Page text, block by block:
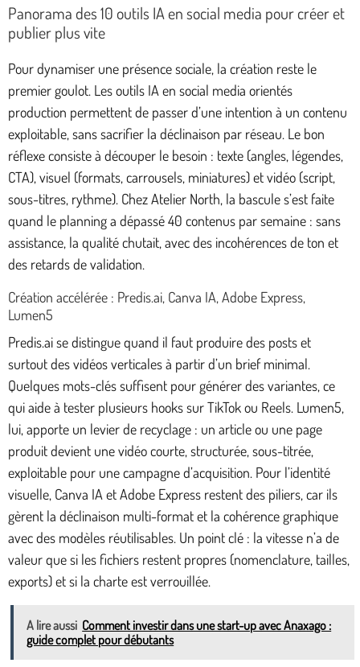
Panorama des 10 outils IA en social media pour créer et
publier plus vite
Pour dynamiser une présence sociale, la création reste le
premier goulot. Les outils IA en social media orientés
production permettent de passer d’une intention à un contenu
exploitable, sans sacrifier la déclinaison par réseau. Le bon
réflexe consiste à découper le besoin : texte (angles, légendes,
CTA), visuel (formats, carrousels, miniatures) et vidéo (script,
sous-titres, rythme). Chez Atelier North, la bascule s’est faite
quand le planning a dépassé 40 contenus par semaine : sans
assistance, la qualité chutait, avec des incohérences de ton et
des retards de validation.
Création accélérée : Predis.ai, Canva IA, Adobe Express,
Lumen5
Predis.ai se distingue quand il faut produire des posts et
surtout des vidéos verticales à partir d’un brief minimal.
Quelques mots-clés suffisent pour générer des variantes, ce
qui aide à tester plusieurs hooks sur TikTok ou Reels. Lumen5,
lui, apporte un levier de recyclage : un article ou une page
produit devient une vidéo courte, structurée, sous-titrée,
exploitable pour une campagne d’acquisition. Pour l’identité
visuelle, Canva IA et Adobe Express restent des piliers, car ils
gèrent la déclinaison multi-format et la cohérence graphique
avec des modèles réutilisables. Un point clé : la vitesse n’a de
valeur que si les fichiers restent propres (nomenclature, tailles,
exports) et si la charte est verrouillée.
A lire aussi Comment investir dans une start-up avec Anaxago :
guide complet pour débutants